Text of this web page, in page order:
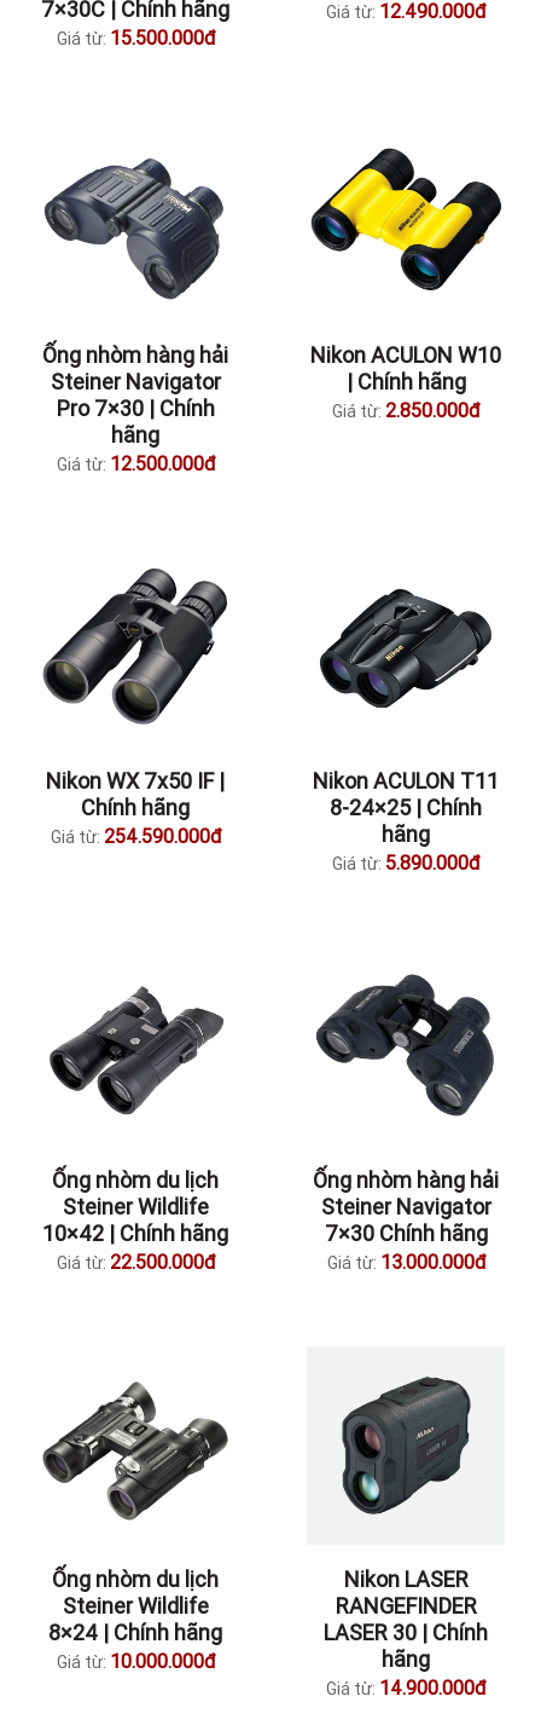
7×30C | Chính hãng
Giá từ: 15.500.000đ
Giá từ: 12.490.000đ
Ống nhòm hàng hải
Steiner Navigator
Pro 7×30 | Chính
hãng
Giá từ: 12.500.000đ
Nikon ACULON W10
| Chính hãng
Giá từ: 2.850.000đ
Nikon WX 7x50 IF |
Chính hãng
Giá từ: 254.590.000đ
Nikon ACULON T11
8-24×25 | Chính
hãng
Giá từ: 5.890.000đ
Ống nhòm du lịch
Steiner Wildlife
10×42 | Chính hãng
Giá từ: 22.500.000đ
Ống nhòm hàng hải
Steiner Navigator
7×30 Chính hãng
Giá từ: 13.000.000đ
Ống nhòm du lịch
Steiner Wildlife
8×24 | Chính hãng
Giá từ: 10.000.000đ
Nikon LASER
RANGEFINDER
LASER 30 | Chính
hãng
Giá từ: 14.900.000đ